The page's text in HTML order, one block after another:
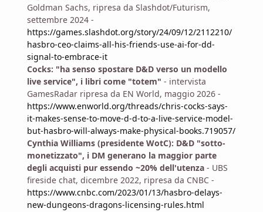
Goldman Sachs, ripresa da Slashdot/Futurism,
settembre 2024 -
https://games.slashdot.org/story/24/09/12/2112210/
hasbro-ceo-claims-all-his-friends-use-ai-for-dd-
signal-to-embrace-it
Cocks: "ha senso spostare D&D verso un modello
live service", i libri come "totem" - intervista
GamesRadar ripresa da EN World, maggio 2026 -
https://www.enworld.org/threads/chris-cocks-says-
it-makes-sense-to-move-d-d-to-a-live-service-model-
but-hasbro-will-always-make-physical-books.719057/
Cynthia Williams (presidente WotC): D&D "sotto-
monetizzato", i DM generano la maggior parte
degli acquisti pur essendo ~20% dell'utenza - UBS
fireside chat, dicembre 2022, ripresa da CNBC -
https://www.cnbc.com/2023/01/13/hasbro-delays-
new-dungeons-dragons-licensing-rules.html